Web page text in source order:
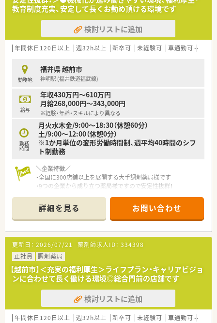
教育制度充実、安定して長くお勤め頂ける環境です
検討リストに追加
年間休日120日以上 週32h以上 新卒可 未経験可 車通勤可
勤務地
福井県 越前市
神明駅 (福井鉄道福武線)
給与
年収430万円～610万円
月給268,000円～343,000円
※経験・年齢・スキルにより異なる
勤務
時間
月火水木金/9:00～18:30（休憩60分）
土/9:00～12:00（休憩0分）
※1か月単位の変形労働時間制、週平均40時間のシフ
ト制勤務
＼企業特徴／
・全国に300店舗以上を展開する大手調剤薬局様です
・9つの企業から成り立つ薬局様ですので安定性抜群！
テムや自動発注システムなど薬剤師様が働きやすい環境が整え
られています
＼福利厚生について／
・星野リゾート優待・JCB優待、財形貯蓄、共済会、健康ショップ、
永年勤続表彰、確定拠出年金制度などたくさんの福利厚生を用意
されています
＼教育研修制度について／
フォローアップ研修、エキスパート研修、薬局長研修、管理者研
修、フィジカルアセスメント研修、ＷＥＢラーニング／費用補助
制度ありなど教育研修制度も整えられていますので、未経験・ブ
ランクのある方にも安心です♪
詳細を見る お問い合わせ
更新日： 2026/07/21 薬剤師求人ID： 334398
正社員
調剤薬局
【越前市】＜充実の福利厚生＞ライフプラン・キャリアビジョ
ンに合わせて長く働ける環境◎総合門前の店舗です
検討リストに追加
年間休日120日以上 週32h以上 新卒可 未経験可 車通勤可